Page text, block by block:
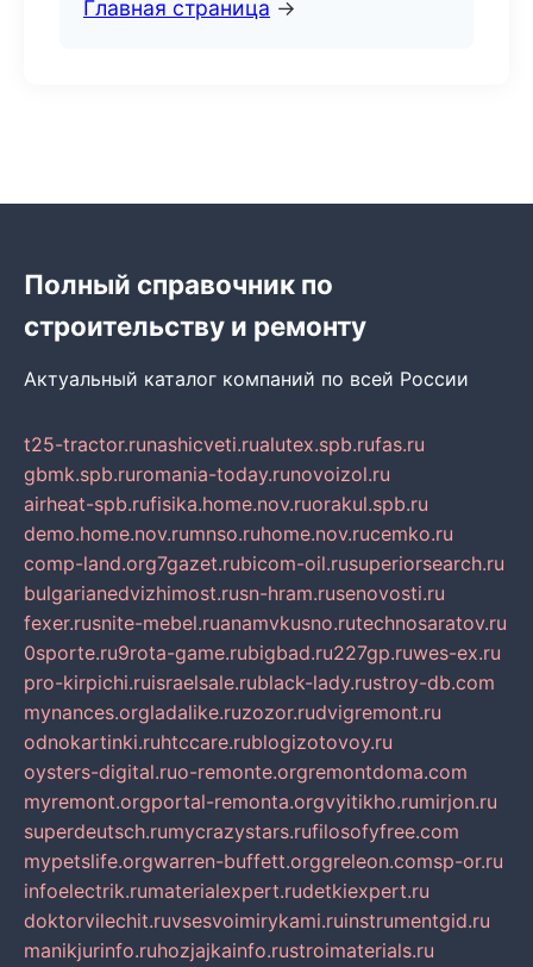
Главная страница →
Полный справочник по
строительству и ремонту
Актуальный каталог компаний по всей России
t25-tractor.runashicveti.rualutex.spb.rufas.ru
gbmk.spb.ruromania-today.runovoizol.ru
airheat-spb.rufisika.home.nov.ruorakul.spb.ru
demo.home.nov.rumnso.ruhome.nov.rucemko.ru
comp-land.org7gazet.rubicom-oil.rusuperiorsearch.ru
bulgarianedvizhimost.rusn-hram.rusenovosti.ru
fexer.rusnite-mebel.ruanamvkusno.rutechnosaratov.ru
0sporte.ru9rota-game.rubigbad.ru227gp.ruwes-ex.ru
pro-kirpichi.ruisraelsale.rublack-lady.rustroy-db.com
mynances.orgladalike.ruzozor.rudvigremont.ru
odnokartinki.ruhtccare.rublogizotovoy.ru
oysters-digital.ruo-remonte.orgremontdoma.com
myremont.orgportal-remonta.orgvyitikho.rumirjon.ru
superdeutsch.rumycrazystars.rufilosofyfree.com
mypetslife.orgwarren-buffett.orggreleon.comsp-or.ru
infoelectrik.rumaterialexpert.rudetkiexpert.ru
doktorvilechit.ruvsesvoimirykami.ruinstrumentgid.ru
manikjurinfo.ruhozjajkainfo.rustroimaterials.ru